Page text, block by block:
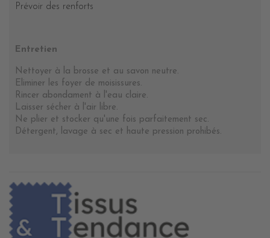
Prévoir des renforts
Entretien
Nettoyer à la brosse et au savon neutre.
Eliminer les foyer de moisissures.
Rincer abondament à l'eau claire.
Laisser sécher à l'air libre.
Ne plier et stocker qu'une fois parfaitement sec.
Détergent, lavage à sec et haute pression prohibés.